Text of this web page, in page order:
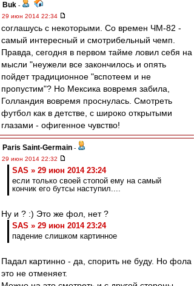
Buk -
29 июн 2014 22:34
соглашусь с некоторыми. Со времен ЧМ-82 -
самый интересный и смотрибельный чемп.
Правда, сегодня в первом тайме ловил себя на
мысли "неужели все закончилось и опять
пойдет традиционное "вспотеем и не
пропустим"? Но Мексика вовремя забила,
Голландия вовремя проснулась. Смотреть
футбол как в детстве, с широко открытыми
глазами - офигенное чувство!
Paris Saint-Germain -
29 июн 2014 22:32
SAS » 29 июн 2014 23:24
если только своей стопой ему на самый
кончик его бутсы наступил....
Ну и ? :) Это же фол, нет ?
SAS » 29 июн 2014 23:24
падение слишком картинное
Падал картинно - да, спорить не буду. Но фола
это не отменяет.